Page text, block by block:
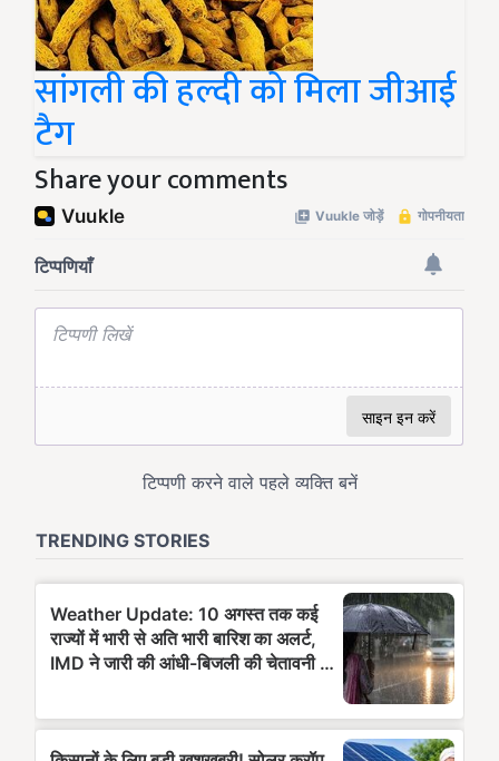
सांगली की हल्दी को मिला जीआई
टैग
Share your comments